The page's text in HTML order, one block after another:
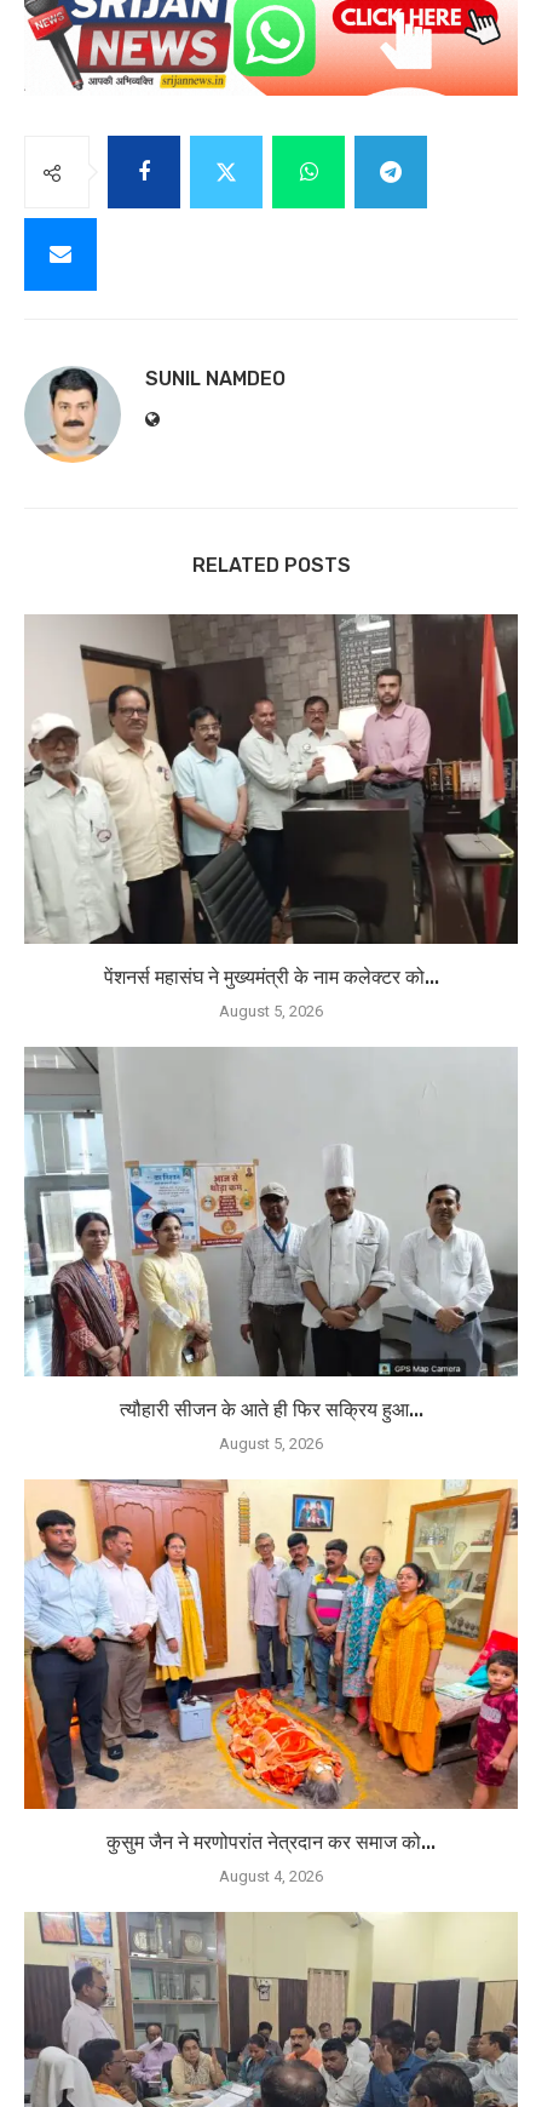
SUNIL NAMDEO
RELATED POSTS
पेंशनर्स महासंघ ने मुख्यमंत्री के नाम कलेक्टर को...
August 5, 2026
त्यौहारी सीजन के आते ही फिर सक्रिय हुआ...
August 5, 2026
कुसुम जैन ने मरणोपरांत नेत्रदान कर समाज को...
August 4, 2026